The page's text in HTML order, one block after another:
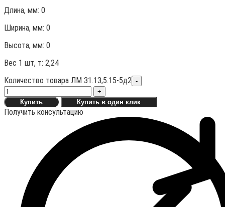
Длина, мм: 0
Ширина, мм: 0
Высота, мм: 0
Вес 1 шт, т: 2,24
Количество товара ЛМ 31.13,5.15-5д2 -
+
Купить
Купить в один клик
Получить консультацию